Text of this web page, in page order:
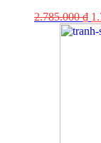
2.785.000₫